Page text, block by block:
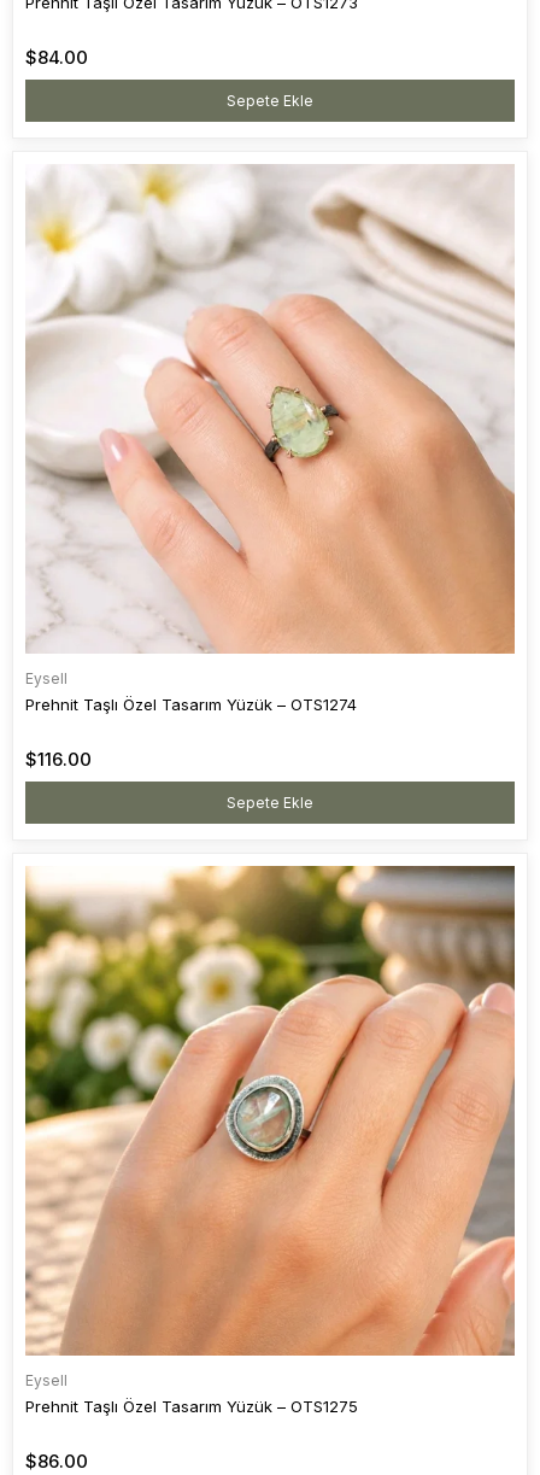
$84.00
Sepete Ekle
Eysell
Prehnit Taşlı Özel Tasarım Yüzük – OTS1274
$116.00
Sepete Ekle
Eysell
Prehnit Taşlı Özel Tasarım Yüzük – OTS1275
$86.00